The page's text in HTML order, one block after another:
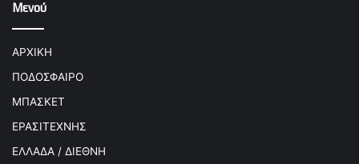
Μενού
ΑΡΧΙΚΗ
ΠΟΔΟΣΦΑΙΡΟ
ΜΠΑΣΚΕΤ
ΕΡΑΣΙΤΕΧΝΗΣ
ΕΛΛΑΔΑ / ΔΙΕΘΝΗ